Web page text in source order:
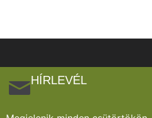
HÍRLEVÉL